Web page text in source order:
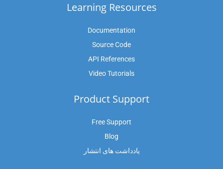
Learning Resources
Documentation
Source Code
API References
Video Tutorials
Product Support
Free Support
Blog
یادداشت های انتشار